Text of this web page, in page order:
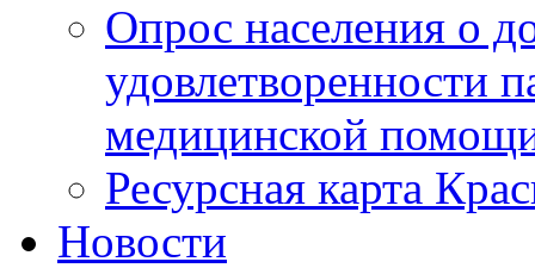
Опрос населения о
удовлетворенности
медицинской
Ресурсная карта
Новости